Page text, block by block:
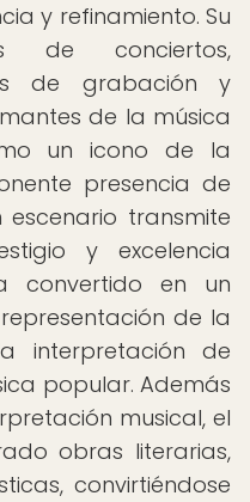
y refinamiento. Su
de conciertos,
de grabación y
de la música
un icono de la
presencia de
transmite
y excelencia
convertido en un
de la
interpretación de
popular. Además
musical, el
obras literarias,
convirtiéndose